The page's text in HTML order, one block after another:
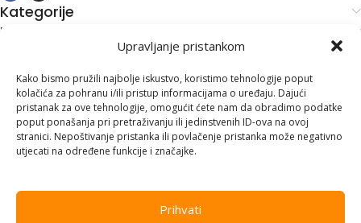
Upravljanje pristankom
Kako bismo pružili najbolje iskustvo, koristimo tehnologije poput
kolačića za pohranu i/ili pristup informacijama o uređaju. Dajući
pristanak za ove tehnologije, omogućit ćete nam da obradimo podatke
poput ponašanja pri pretraživanju ili jedinstvenih ID-ova na ovoj
stranici. Nepoštivanje pristanka ili povlačenje pristanka može negativno
utjecati na određene funkcije i značajke.
Prihvati
Kategorije
Kupovina i podrška
Kontakt informacije
Branilaca Bosne, 75 300 Lukavac
+387 35 555 999
info@pconer.ba